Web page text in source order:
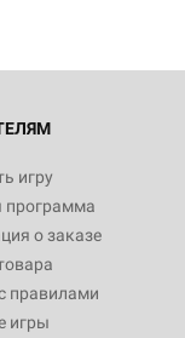
игру
программа
о заказе
правилами
игры